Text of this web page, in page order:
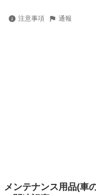
注意事項 通報
メンテナンス用品(車